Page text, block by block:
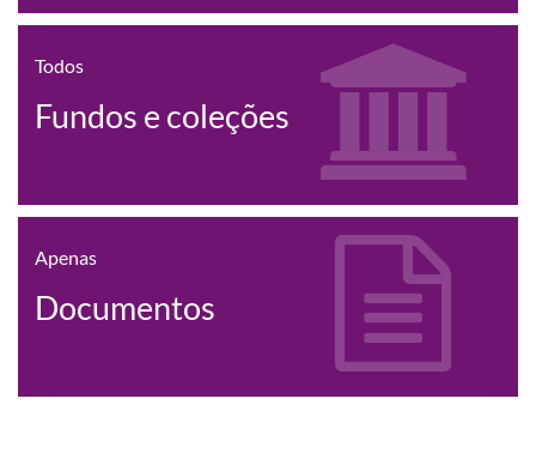
Todos
Fundos e coleções
Apenas
Documentos